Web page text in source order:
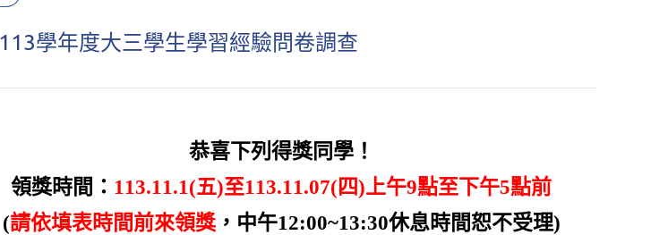
學年度大三學生學習經驗問卷調查
恭喜下列得獎同學！
領獎時間： 113.11​.1(五)至113.11.07(四)上午9點至下午​5​點前
(請依填表時間前來領獎，中午12:00~13:30休息時間恕不受理)